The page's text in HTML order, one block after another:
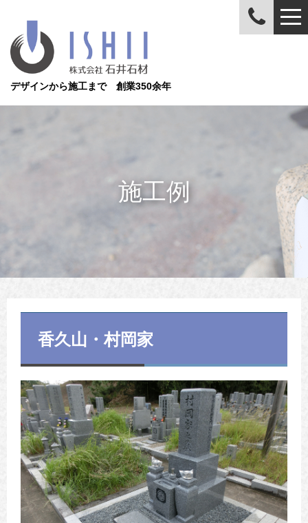
デザインから施工まで 創業350余年
施工例
香久山・村岡家